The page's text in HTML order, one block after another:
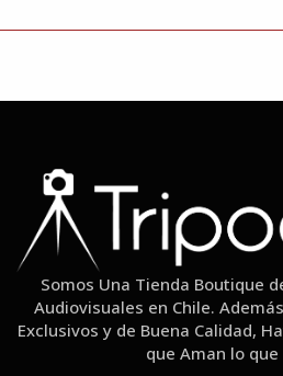
Somos Una Tienda Boutique
Audiovisuales en Chile.
Exclusivos y de Buena Calidad,
que Aman lo